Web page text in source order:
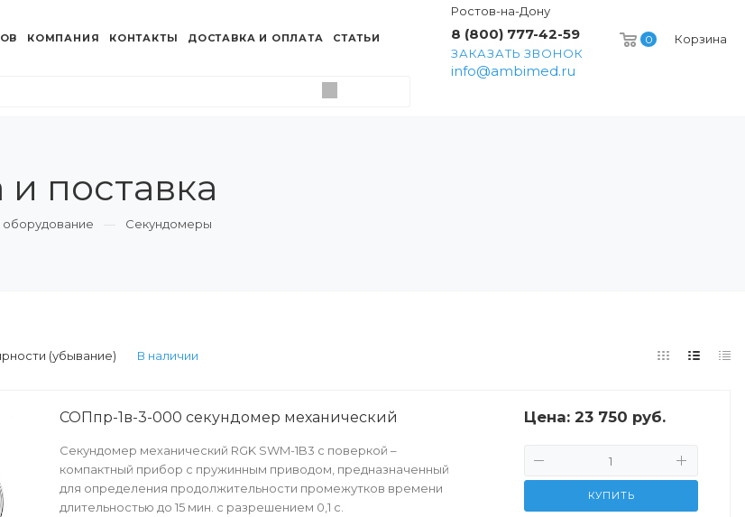
0 Корзина
Ростов-на-Дону
8 (800) 777-42-59
ЗАКАЗАТЬ ЗВОНОК
info@ambimed.ru
КОМПАНИЯ КОНТАКТЫ ДОСТАВКА И ОПЛАТА СТАТЬИ
поставка
Секундомеры
(убывание) В наличии
СОПпр-1в-3-000 секундомер механический
Секундомер механический RGK SWM-1B3 с поверкой –
компактный прибор с пружинным приводом, предназначенный
для определения продолжительности промежутков времени
длительностью до 15 мин. с разрешением 0,1 с.
Цена: 23 750 руб.
КУПИТЬ